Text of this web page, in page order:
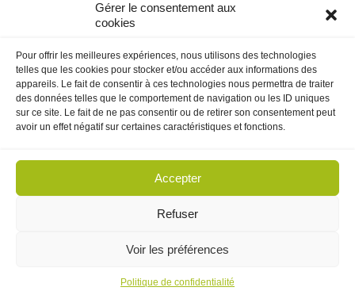
Gérer le consentement aux
cookies
Pour offrir les meilleures expériences, nous utilisons des technologies
telles que les cookies pour stocker et/ou accéder aux informations des
appareils. Le fait de consentir à ces technologies nous permettra de traiter
des données telles que le comportement de navigation ou les ID uniques
sur ce site. Le fait de ne pas consentir ou de retirer son consentement peut
avoir un effet négatif sur certaines caractéristiques et fonctions.
Accepter
Refuser
Voir les préférences
Politique de confidentialité
NETTOYAGE PONCTUEL
NETTOYAGE EXTÉRIEUR
(Bâtiment - Terrasse)
" Le nettoyage au naturel
c'est retrouver le plaisir d'un
espace de vie sain pour votre
cabinet médical."
bureaux, allant d’un nettoyage régulier, aux services associés
communes ou extérieures.